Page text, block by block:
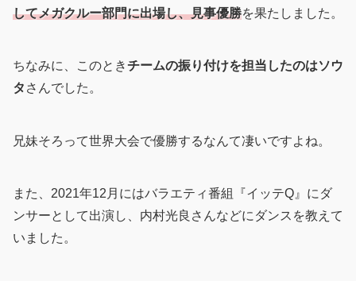
してメガクルー部門に出場し、見事優勝を果たしました。
ちなみに、このときチームの振り付けを担当したのはソウ
タ さんでした。
兄妹そろって世界大会で優勝するなんて凄いですよね。
また、2021年12月にはバラエティ番組『イッテQ』にダ
ンサーとして出演し、内村光良さんなどにダンスを教えて
いました。